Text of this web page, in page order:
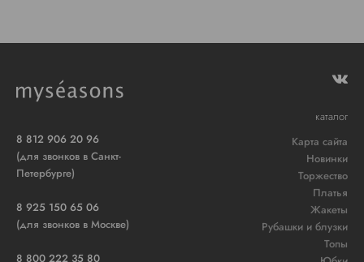
8 812 906 20 96
(для звонков в Санкт-
Петербурге)
8 925 150 65 06
(для звонков в Москве)
8 800 222 35 80
каталог
Карта сайта
Новинки
Торжество
Платья
Жакеты
Рубашки и блузки
Топы